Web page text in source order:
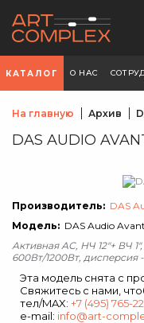
КАТАЛОГ О НАС
На главную Архив
DAS AUDIO
Производитель: DAS
Модель: DAS Audio
Активная АС, НЧ 12"+ ВЧ
600Вт/1200Вт, дисперсия -
Эта модель снята с
Свяжитесь с нами,
тел/MAX: +7 (495) 765-
e-mail: info@art-